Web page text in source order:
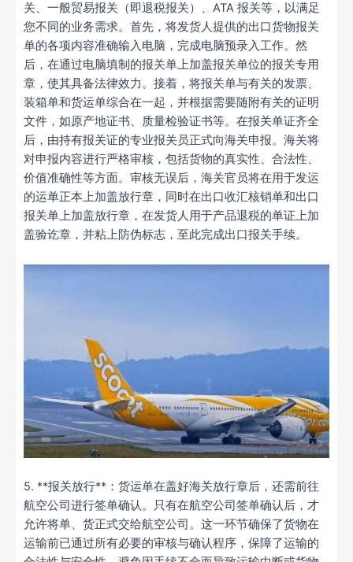
关、一般贸易报关（即退税报关）、ATA 报关等，以满足
您不同的业务需求。首先，将发货人提供的出口货物报关
单的各项内容准确输入电脑，完成电脑预录入工作。然
后，在通过电脑填制的报关单上加盖报关单位的报关专用
章，使其具备法律效力。接着，将报关单与有关的发票、
装箱单和货运单综合在一起，并根据需要随附有关的证明
文件，如原产地证书、质量检验证书等。在报关单证齐全
后，由持有报关证的专业报关员正式向海关申报。海关将
对申报内容进行严格审核，包括货物的真实性、合法性、
价值准确性等方面。审核无误后，海关官员将在用于发运
的运单正本上加盖放行章，同时在出口收汇核销单和出口
报关单上加盖放行章，在发货人用于产品退税的单证上加
盖验讫章，并粘上防伪标志，至此完成出口报关手续。
5. **报关放行**：货运单在盖好海关放行章后，还需前往
航空公司进行签单确认。只有在航空公司签单确认后，才
允许将单、货正式交给航空公司。这一环节确保了货物在
运输前已通过所有必要的审核与确认程序，保障了运输的